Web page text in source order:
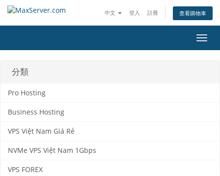
中文 登入 註冊 查看購物車
切
換
分類
Pro Hosting
Business Hosting
VPS Việt Nam Giá Rẻ
NVMe VPS Việt Nam 1Gbps
VPS FOREX